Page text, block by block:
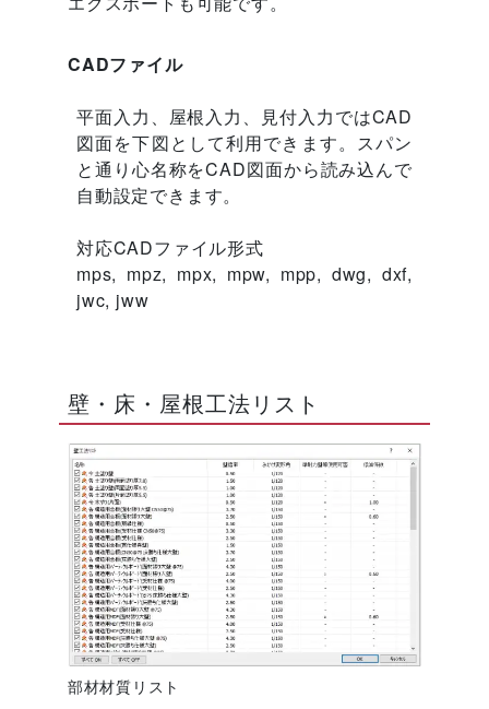
CADファイル
平面入力、屋根入力、見付入力ではCAD
図面を下図として利用できます。スパン
と通り心名称をCAD図面から読み込んで
自動設定できます。
対応CADファイル形式
mps, mpz, mpx, mpw, mpp, dwg, dxf,
jwc, jww
壁・床・屋根工法リスト
部材材質リスト